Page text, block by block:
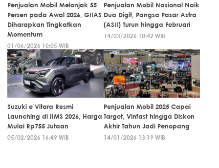
Penjualan Mobil Melonjak 55
Persen pada Awal 2026, GIIAS
Diharapkan Tingkatkan
Momentum
01/06/2026 10:05 WIB
Penjualan Mobil Nasional Naik
Dua Digit, Pangsa Pasar Astra
(ASII) Turun hingga Februari
14/03/2026 10:42 WIB
Suzuki e Vitara Resmi
Launching di IIMS 2026, Harga
Mulai Rp755 Jutaan
05/02/2026 16:49 WIB
Penjualan Mobil 2025 Capai
Target, Vinfast hingga Diskon
Akhir Tahun Jadi Penopang
14/01/2026 13:19 WIB